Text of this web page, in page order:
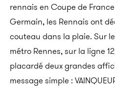
rennais en Coupe de
Germain, les Rennais ont
couteau dans la plaie. Sur
métro Rennes, sur la ligne
placardé deux grandes
message simple :